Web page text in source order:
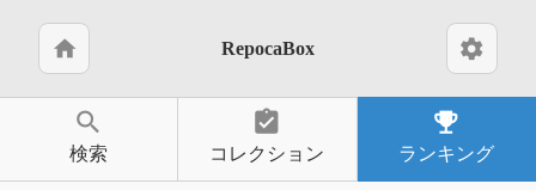
home RepocaBox settings
search
検索
assignment_turned_in
コレクション
emoji_events
ランキング